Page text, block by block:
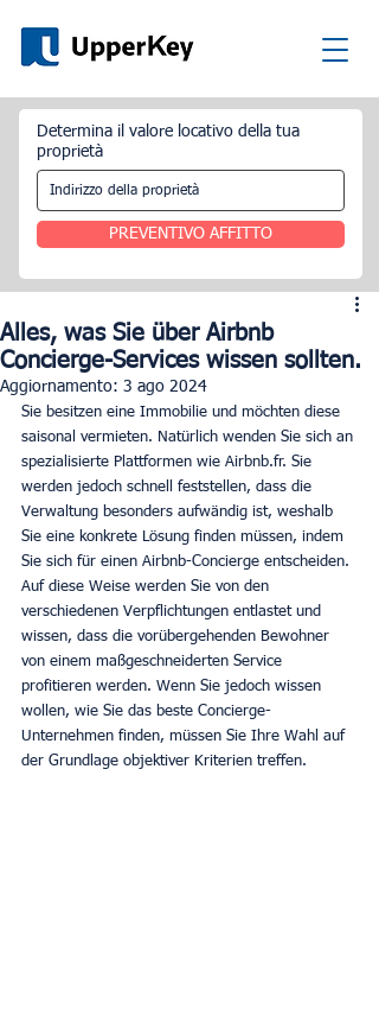
Determina il valore locativo della tua
proprietà
PREVENTIVO AFFITTO
Alles, was Sie über Airbnb
Concierge-Services wissen sollten.
Aggiornamento: 3 ago 2024
Sie besitzen eine Immobilie und möchten diese
saisonal vermieten. Natürlich wenden Sie sich an
spezialisierte Plattformen wie Airbnb.fr. Sie
werden jedoch schnell feststellen, dass die
Verwaltung besonders aufwändig ist, weshalb
Sie eine konkrete Lösung finden müssen, indem
Sie sich für einen Airbnb-Concierge entscheiden.
Auf diese Weise werden Sie von den
verschiedenen Verpflichtungen entlastet und
wissen, dass die vorübergehenden Bewohner
von einem maßgeschneiderten Service
profitieren werden. Wenn Sie jedoch wissen
wollen, wie Sie das beste Concierge-
Unternehmen finden, müssen Sie Ihre Wahl auf
der Grundlage objektiver Kriterien treffen.